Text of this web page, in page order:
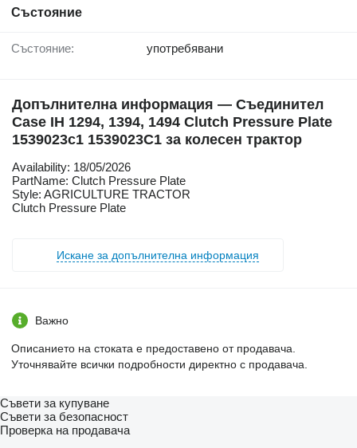
Състояние
Състояние: употребявани
Допълнителна информация — Съединител
Case IH 1294, 1394, 1494 Clutch Pressure Plate
1539023c1 1539023C1 за колесен трактор
Availability: 18/05/2026
PartName: Clutch Pressure Plate
Style: AGRICULTURE TRACTOR
Clutch Pressure Plate
Искане за допълнителна информация
Важно
Описанието на стоката е предоставено от продавача.
Уточнявайте всички подробности директно с продавача.
Съвети за купуване
Съвети за безопасност
Проверка на продавача